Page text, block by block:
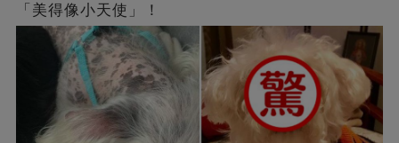
「美得像小天使」！